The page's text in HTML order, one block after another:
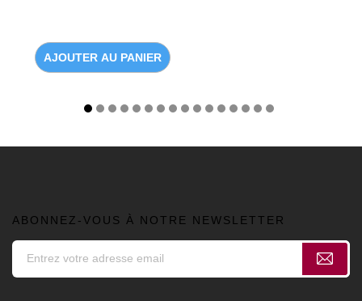
AJOUTER AU PANIER
ABONNEZ-VOUS À NOTRE NEWSLETTER